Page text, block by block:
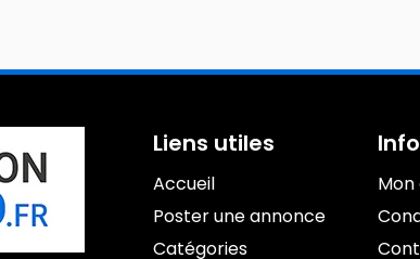
Liens utiles
Accueil
Poster une annonce
Catégories